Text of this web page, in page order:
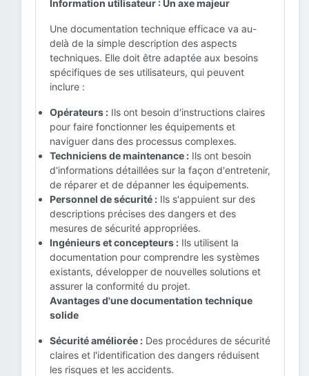
Information utilisateur : Un axe majeur
Une documentation technique efficace va au-
delà de la simple description des aspects
techniques. Elle doit être adaptée aux besoins
spécifiques de ses utilisateurs, qui peuvent
inclure :
Opérateurs : Ils ont besoin d'instructions claires
pour faire fonctionner les équipements et
naviguer dans des processus complexes.
Techniciens de maintenance : Ils ont besoin
d'informations détaillées sur la façon d'entretenir,
de réparer et de dépanner les équipements.
Personnel de sécurité : Ils s'appuient sur des
descriptions précises des dangers et des
mesures de sécurité appropriées.
Ingénieurs et concepteurs : Ils utilisent la
documentation pour comprendre les systèmes
existants, développer de nouvelles solutions et
assurer la conformité du projet.
Avantages d'une documentation technique
solide
Sécurité améliorée : Des procédures de sécurité
claires et l'identification des dangers réduisent
les risques et les accidents.